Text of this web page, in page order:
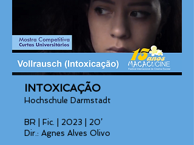
INTOXICAÇÃO
Hochschule Darmstadt
BR | Fic. | 2023 | 20’
Dir.: Agnes Alves Olivo